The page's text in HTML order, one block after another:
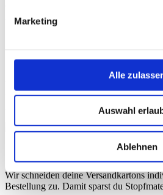
Marketing
Alle
Auswahl
Ablehnen
Aufwänden.
Cross-Dock-Shipping
weiterversenden, womit eine
On-demand Packaging
Wir schneiden deine Versandkartons
Bestellung zu. Damit sparst du